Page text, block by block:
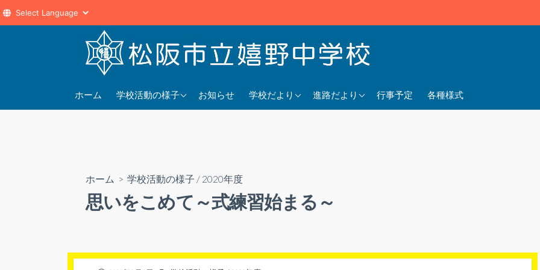
へ
ホーム 学校活動の様子
2025年度
お知らせ 学校だより
2025年度
進路だより
2025年度
行事予定 各種様式
ホーム > 学校活動の様子 / 2020年度
思いをこめて～式練習始まる～